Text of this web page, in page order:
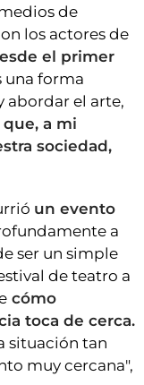
de
los actores de
el primer
una forma
abordar el arte,
a mi
sociedad,
un evento
a
ser un simple
de teatro a
cómo
toca de cerca.
situación tan
muy cercana",